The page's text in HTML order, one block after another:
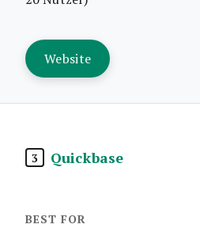
Website
3 Quickbase